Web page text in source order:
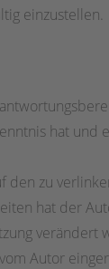
einzustellen.
hat
den zu
hat der
verändert
Autor